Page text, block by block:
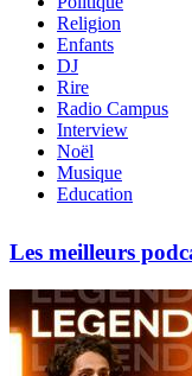
Religion
Enfants
DJ
Rire
Radio Campus
Interview
Noël
Musique
Education
Les meilleurs